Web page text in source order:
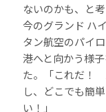
ないのかも、と
今のグランド ハ
タン航空のパイ
港へと向かう様
た。「これだ！
し、どこでも簡
い！」